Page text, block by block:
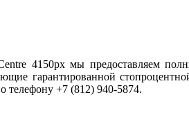
4150px мы предоставляем
гарантированной
телефону +7 (812) 940-5874.